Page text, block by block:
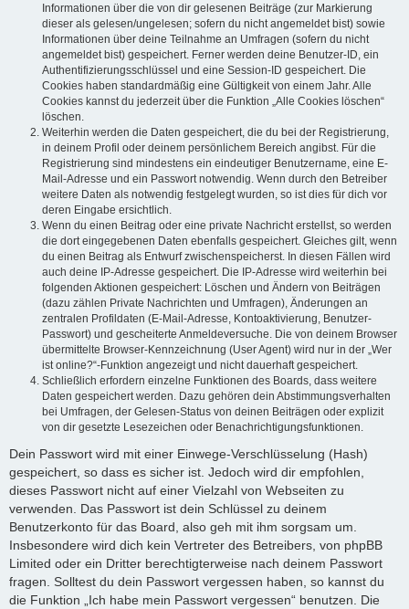
Informationen über die von dir gelesenen Beiträge (zur Markierung
dieser als gelesen/ungelesen; sofern du nicht angemeldet bist) sowie
Informationen über deine Teilnahme an Umfragen (sofern du nicht
angemeldet bist) gespeichert. Ferner werden deine Benutzer-ID, ein
Authentifizierungsschlüssel und eine Session-ID gespeichert. Die
Cookies haben standardmäßig eine Gültigkeit von einem Jahr. Alle
Cookies kannst du jederzeit über die Funktion „Alle Cookies löschen“
löschen.
Weiterhin werden die Daten gespeichert, die du bei der Registrierung,
in deinem Profil oder deinem persönlichem Bereich angibst. Für die
Registrierung sind mindestens ein eindeutiger Benutzername, eine E-
Mail-Adresse und ein Passwort notwendig. Wenn durch den Betreiber
weitere Daten als notwendig festgelegt wurden, so ist dies für dich vor
deren Eingabe ersichtlich.
Wenn du einen Beitrag oder eine private Nachricht erstellst, so werden
die dort eingegebenen Daten ebenfalls gespeichert. Gleiches gilt, wenn
du einen Beitrag als Entwurf zwischenspeicherst. In diesen Fällen wird
auch deine IP-Adresse gespeichert. Die IP-Adresse wird weiterhin bei
folgenden Aktionen gespeichert: Löschen und Ändern von Beiträgen
(dazu zählen Private Nachrichten und Umfragen), Änderungen an
zentralen Profildaten (E-Mail-Adresse, Kontoaktivierung, Benutzer-
Passwort) und gescheiterte Anmeldeversuche. Die von deinem Browser
übermittelte Browser-Kennzeichnung (User Agent) wird nur in der „Wer
ist online?“-Funktion angezeigt und nicht dauerhaft gespeichert.
Schließlich erfordern einzelne Funktionen des Boards, dass weitere
Daten gespeichert werden. Dazu gehören dein Abstimmungsverhalten
bei Umfragen, der Gelesen-Status von deinen Beiträgen oder explizit
von dir gesetzte Lesezeichen oder Benachrichtigungsfunktionen.
Dein Passwort wird mit einer Einwege-Verschlüsselung (Hash)
gespeichert, so dass es sicher ist. Jedoch wird dir empfohlen,
dieses Passwort nicht auf einer Vielzahl von Webseiten zu
verwenden. Das Passwort ist dein Schlüssel zu deinem
Benutzerkonto für das Board, also geh mit ihm sorgsam um.
Insbesondere wird dich kein Vertreter des Betreibers, von phpBB
Limited oder ein Dritter berechtigterweise nach deinem Passwort
fragen. Solltest du dein Passwort vergessen haben, so kannst du
die Funktion „Ich habe mein Passwort vergessen“ benutzen. Die